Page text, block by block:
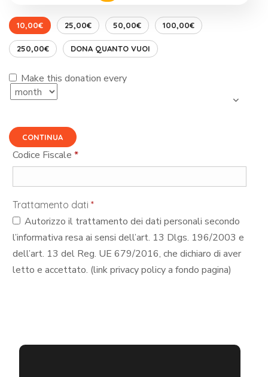
10,00€ 25,00€ 50,00€ 100,00€
250,00€ DONA QUANTO VUOI
Make this donation every
CONTINUA
Codice Fiscale*
Trattamento dati*
Autorizzo il trattamento dei dati personali secondo
l’informativa resa ai sensi dell’art. 13 Dlgs. 196/2003 e
dell’art. 13 del Reg. UE 679/2016, che dichiaro di aver
letto e accettato. (link privacy policy a fondo pagina)